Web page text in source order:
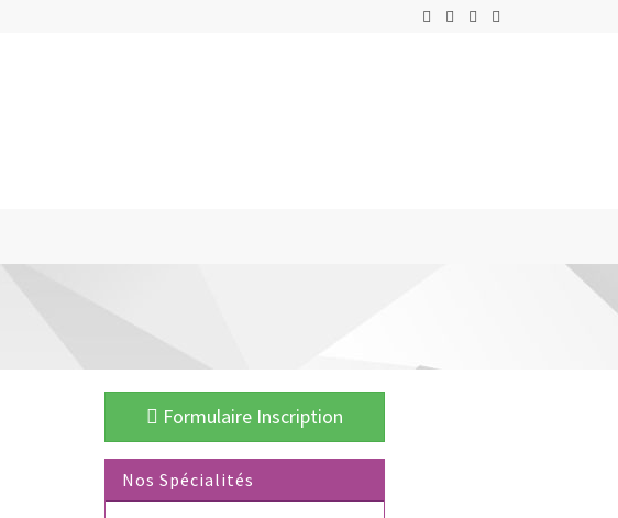
Formulaire Inscription
Nos Spécialités